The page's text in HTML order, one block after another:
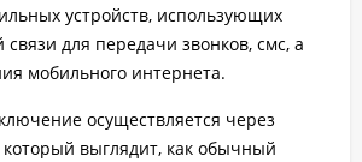
устройств, использующих
связи для передачи звонков, смс, а
мобильного интернета.
осуществляется через
выглядит, как обычный